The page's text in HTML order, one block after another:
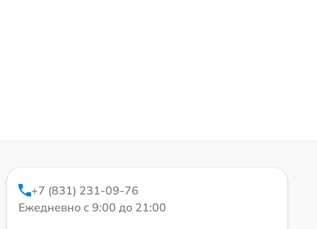
+7 (831) 231-09-76
Ежедневно с 9:00 до 21:00